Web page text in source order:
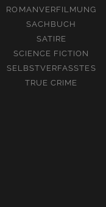
ROMANVERFILMUNG
SACHBUCH
SATIRE
SCIENCE FICTION
SELBSTVERFASSTES
TRUE CRIME